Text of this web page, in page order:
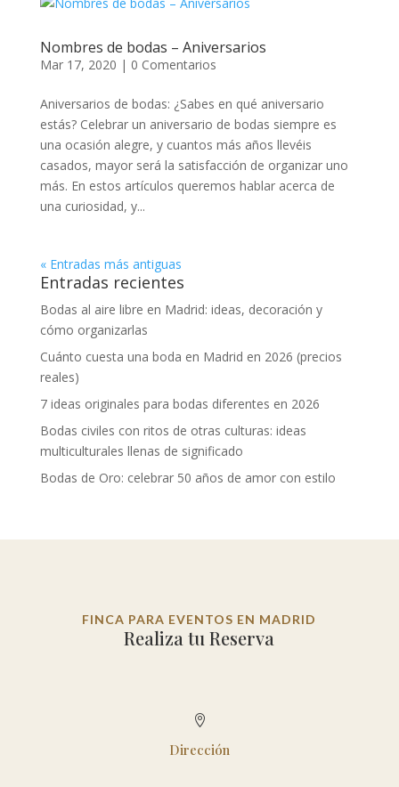
Nombres de bodas – Aniversarios
Mar 17, 2020 | 0 Comentarios
Aniversarios de bodas: ¿Sabes en qué aniversario
estás? Celebrar un aniversario de bodas siempre es
una ocasión alegre, y cuantos más años llevéis
casados, mayor será la satisfacción de organizar uno
más. En estos artículos queremos hablar acerca de
una curiosidad, y...
« Entradas más antiguas
Entradas recientes
Bodas al aire libre en Madrid: ideas, decoración y
cómo organizarlas
Cuánto cuesta una boda en Madrid en 2026 (precios
reales)
7 ideas originales para bodas diferentes en 2026
Bodas civiles con ritos de otras culturas: ideas
multiculturales llenas de significado
Bodas de Oro: celebrar 50 años de amor con estilo
FINCA PARA EVENTOS EN MADRID
Realiza tu Reserva

Dirección